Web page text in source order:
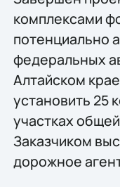
комплексами
потенциально
федеральных
Алтайском
установить 25
участках
Заказчиком
дорожное